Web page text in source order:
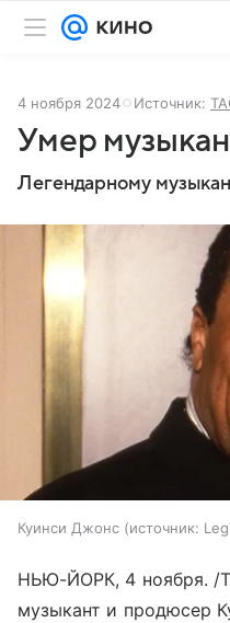
4 ноября 2024 Источник:
Умер
Легендарному
Куинси Джонс источник:
НЬЮ-ЙОРК, 4 ноября. /
музыкант и продюсер